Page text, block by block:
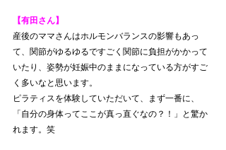
【有田さん】
産後のママさんはホルモンバランスの影響もあっ
て、関節がゆるゆるですごく関節に負担がかかって
いたり、姿勢が妊娠中のままになっている方がすご
く多いなと思います。
ピラティスを体験していただいて、まず一番に、
「自分の身体ってここが真っ直ぐなの？！」と驚か
れます。笑